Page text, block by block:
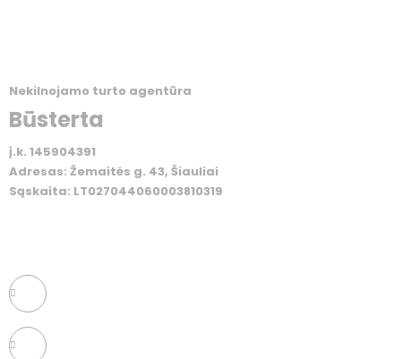
Nekilnojamo turto agentūra
Būsterta
į.k. 145904391
Adresas: Žemaitės g. 43, Šiauliai
Sąskaita: LT027044060003810319